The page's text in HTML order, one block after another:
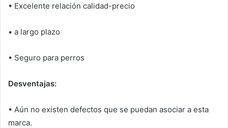
• Excelente relación calidad-precio
• a largo plazo
• Seguro para perros
Desventajas:
• Aún no existen defectos que se puedan asociar a esta
marca.